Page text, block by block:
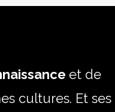
et de
cultures. Et